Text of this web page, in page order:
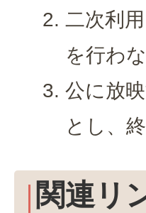
二次利
を行わ
公に放
とし、
関連リ